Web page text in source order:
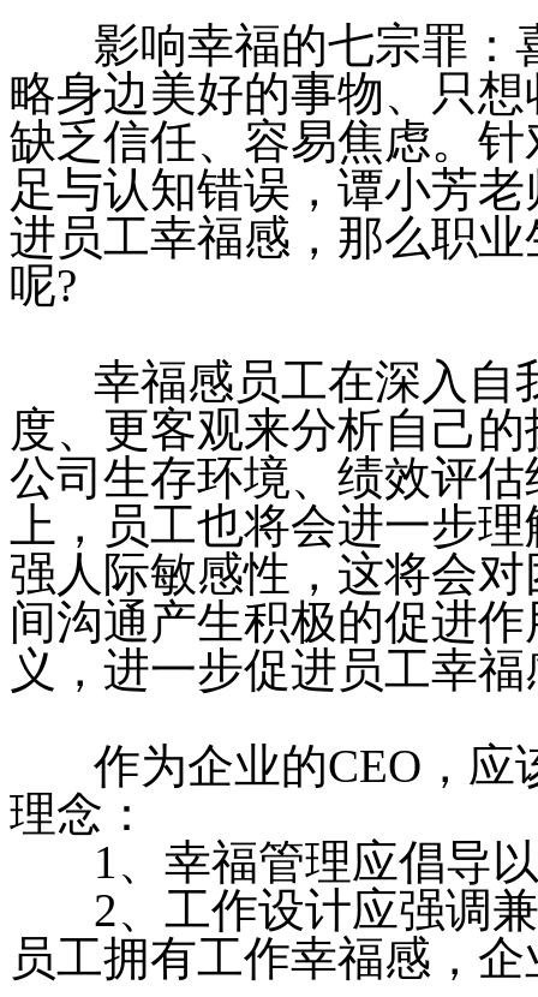
影响幸福的七宗罪：
略身边美好的事物、只
缺乏信任、容易焦虑。
足与认知错误，谭小芳
进员工幸福感，那么职
呢?
幸福感员工在深入自
度、更客观来分析自己
公司生存环境、绩效评
上，员工也将会进一步
强人际敏感性，这将会
间沟通产生积极的促进
义，进一步促进员工幸福
作为企业的CEO，应
理念：
1、幸福管理应倡导以
2、工作设计应强调兼
员工拥有工作幸福感，